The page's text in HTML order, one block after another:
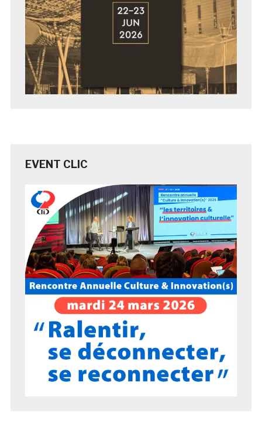
EVENT CLIC